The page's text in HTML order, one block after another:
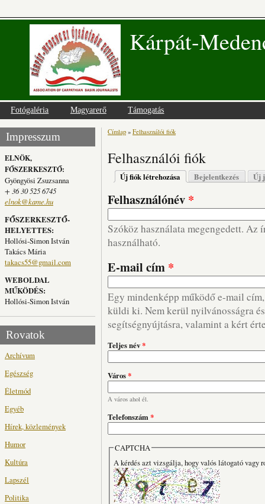
Kárpát-
Fotógaléria Magyarerő Támogatás
Impresszum
ELNÖK,
FŐSZERKESZTŐ:
Gyöngyösi Zsuzsanna
+ 36 30 525 6745
elnok@kame.hu
FŐSZERKESZTŐ-
HELYETTES:
Hollósi-Simon István
Takács Mária
takacs55@gmail.com
WEBOLDAL
MŰKÖDÉS:
Hollósi-Simon István
Rovatok
Archívum
Egészség
Életmód
Egyéb
Hírek, közlemények
Humor
Kultúra
Lapszél
Politika
Jelenlegi hely
Címlap » Felhasználói fiók
Felhasználói fiók
Elsődleges fülek
Új fiók létrehozása (aktív fül)
Bejelentkezés Új
Felhasználónév *
Szóköz használata megengedett. Az
használható.
E-mail cím *
Egy mindenképp működő e-mail
küldi ki. Nem kerül nyilvánosságra
segítségnyújtásra, valamint a kért
Teljes név*
Város*
A város ahol él.
Telefonszám*
CAPTCHA
A kérdés azt vizsgálja, hogy valós látogató vagy